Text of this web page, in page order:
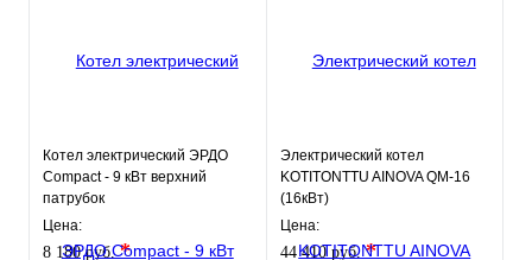
Котел электрический ЭРДО
Compact - 9 кВт верхний
патрубок
Цена:
8 180 руб.*
Электрический котел
KOTITONTTU AINOVA QM-16
(16кВт)
Цена:
44 410 руб.*